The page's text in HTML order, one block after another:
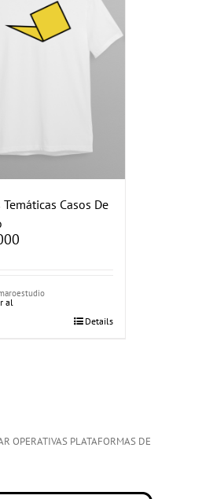
Temáticas Casos De
al
Details
OPERATIVAS PLATAFORMAS DE